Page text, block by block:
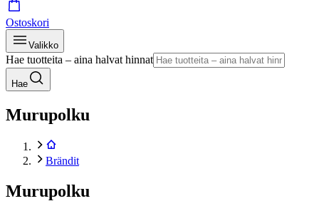
Ostoskori
Valikko
Hae tuotteita – aina halvat hinnat
Hae
Murupolku
Brändit
Murupolku